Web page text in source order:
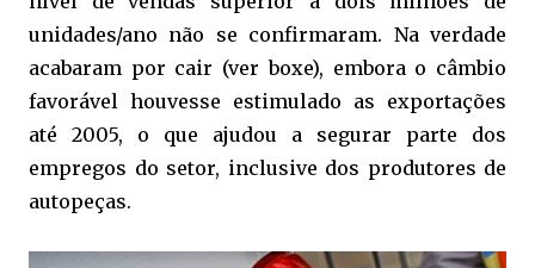
unidades/ano não se confirmaram. Na verdade
acabaram por cair (ver boxe), embora o câmbio
favorável houvesse estimulado as exportações
até 2005, o que ajudou a segurar parte dos
empregos do setor, inclusive dos produtores de
autopeças.